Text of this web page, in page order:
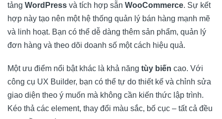
tảng WordPress và tích hợp sẵn WooCommerce. Sự kết
hợp này tạo nên một hệ thống quản lý bán hàng mạnh mẽ
và linh hoạt. Bạn có thể dễ dàng thêm sản phẩm, quản lý
đơn hàng và theo dõi doanh số một cách hiệu quả.
Một ưu điểm nổi bật khác là khả năng tùy biến cao. Với
công cụ UX Builder, bạn có thể tự do thiết kế và chỉnh sửa
giao diện theo ý muốn mà không cần kiến thức lập trình.
Kéo thả các element, thay đổi màu sắc, bố cục – tất cả đều